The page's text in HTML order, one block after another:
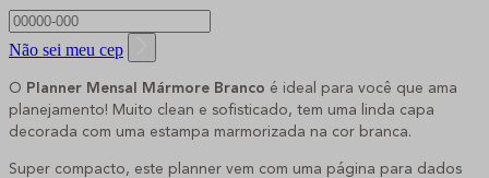
Não sei meu cep
O Planner Mensal Mármore Branco é ideal para você que ama
planejamento! Muito clean e sofisticado, tem uma linda capa
decorada com uma estampa marmorizada na cor branca.
Super compacto, este planner vem com uma página para dados